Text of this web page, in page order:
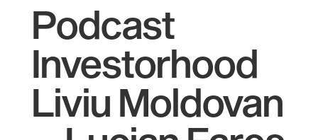
Podcast
Investorhood
Liviu Moldovan